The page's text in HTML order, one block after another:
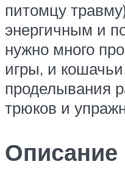
питомцу
энергичным и
нужно много
игры, и
проделывания
трюков и